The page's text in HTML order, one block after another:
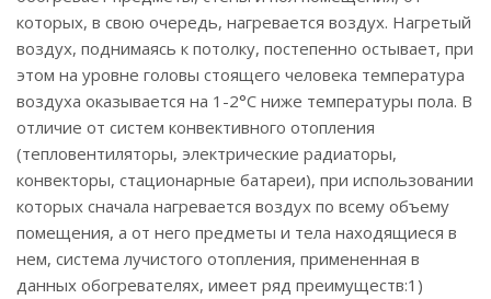
которых, в свою очередь, нагревается воздух. Нагретый
воздух, поднимаясь к потолку, постепенно остывает, при
этом на уровне головы стоящего человека температура
воздуха оказывается на 1-2°С ниже температуры пола. В
отличие от систем конвективного отопления
(тепловентиляторы, электрические радиаторы,
конвекторы, стационарные батареи), при использовании
которых сначала нагревается воздух по всему объему
помещения, а от него предметы и тела находящиеся в
нем, система лучистого отопления, примененная в
данных обогревателях, имеет ряд преимуществ:1)